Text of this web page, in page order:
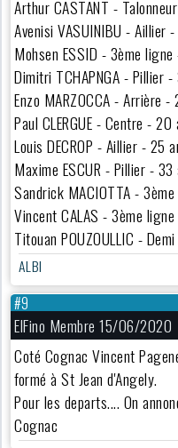
Arthur CASTANT -
Avenisi VASUINIBU - Aillier
Mohsen ESSID - 3ème
Dimitri TCHAPNGA - Pillier
Enzo MARZOCCA - Arrière
Paul CLERGUE - Centre -
Louis DECROP - Aillier - 25
Maxime ESCUR - Pillier -
Sandrick MACIOTTA -
Vincent CALAS - 3ème
Titouan POUZOULLIC -
ALBI
#9
ElFino Membre 15/06/2020
Coté Cognac Vincent
formé à St Jean d'Angely.
Pour les departs.... On
Cognac